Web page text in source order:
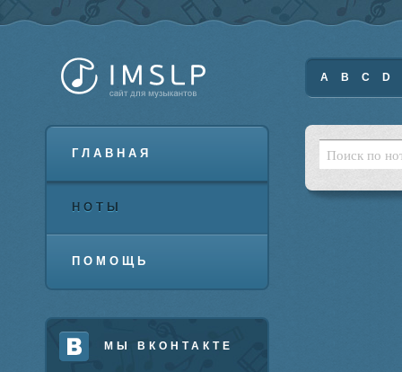
ГЛАВНАЯ
НОТЫ
ПОМОЩЬ
МЫ ВКОНТАКТЕ
A B C D